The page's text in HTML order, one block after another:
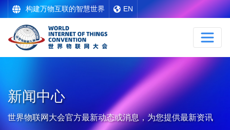
构建万物互联的智慧世界 EN
新闻中心
世界物联网大会官方最新动态或消息，为您提供最新资讯